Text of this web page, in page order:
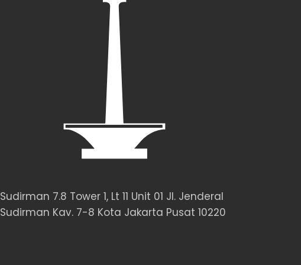
Sudirman 7.8 Tower 1, Lt 11 Unit 01 Jl. Jenderal
Sudirman Kav. 7-8 Kota Jakarta Pusat 10220